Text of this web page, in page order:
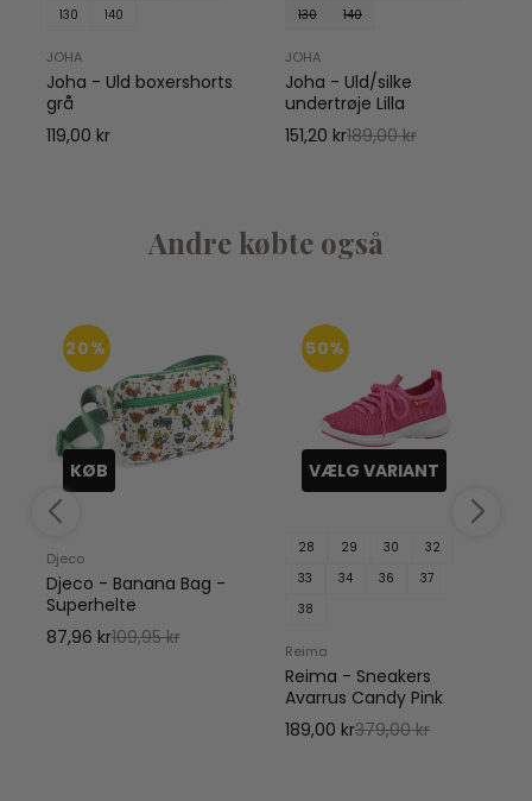
130
140
JOHA
Joha - Uld boxershorts
grå
119,00 kr
130
140
JOHA
Joha - Uld/silke
undertrøje Lilla
151,20 kr189,00 kr
Andre købte også
20%
KØB
Djeco
Djeco - Banana Bag -
Superhelte
87,96 kr109,95 kr
50%
VÆLG VARIANT
28 29 30
32
33
34 36
37
38
Reima
Reima - Sneakers
Avarrus Candy Pink
189,00 kr379,00 kr